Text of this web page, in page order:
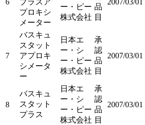
6
プラスア
プロキシ
メーター
ー・ピー
株式会社
品
目
2007/03/01
7
バスキュ
スタット
アプロキ
シメータ
ー
日本エ
ー・シ
ー・ピー
株式会社
承
認
品
目
2007/03/01
8
バスキュ
スタット
プラス
日本エ
ー・シ
ー・ピー
株式会社
承
認
品
目
2007/03/01